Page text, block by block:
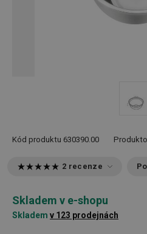
Kód produktu 630390.00
2 recenze
Skladem v e-shopu
Skladem v 123 prodejnách